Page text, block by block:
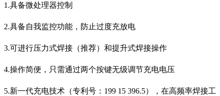
1.具备微处理器控制
2.具备自我监控功能，防止过度充放电
3.可进行压力式焊接（推荐）和提升式焊接操作
4.操作简便，只需通过两个按键无级调节充电电压
5.新一代充电技术（专利号：199 15 396.5），在高频率焊接工